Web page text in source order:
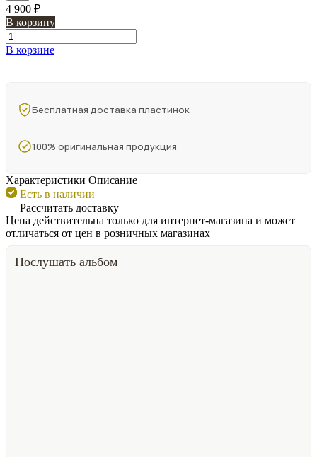
4 900 ₽
В корзину
В корзине
Бесплатная доставка пластинок
100% оригинальная продукция
Характеристики Описание
Есть в наличии
Рассчитать доставку
Цена действительна только для интернет-магазина и может
отличаться от цен в розничных магазинах
Послушать альбом